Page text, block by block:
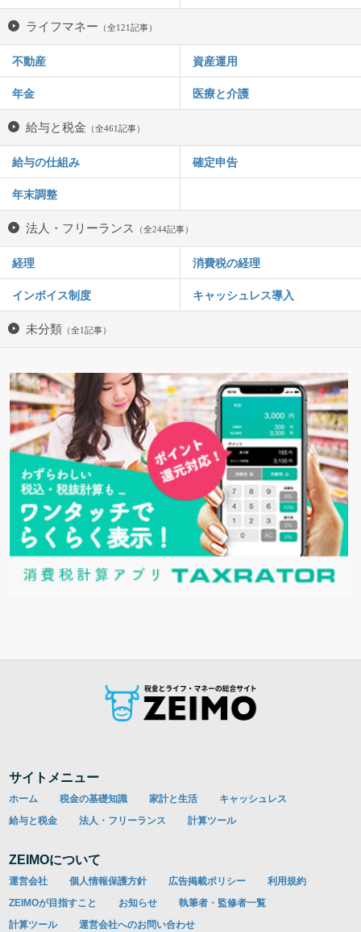
ライフマネー （全121記事）
不動産 資産運用
年金 医療と介護
給与と税金 （全461記事）
給与の仕組み 確定申告
年末調整
法人・フリーランス （全244記事）
経理 消費税の経理
インボイス制度 キャッシュレス導入
未分類 （全1記事）
サイトメニュー
ホーム 税金の基礎知識 家計と生活
キャッシュレス
給与と税金
法人・フリーランス 計算ツール
ZEIMOについて
運営会社 個人情報保護方針 広告掲載ポリシー
利用規約
ZEIMOが目指すこと
お知らせ
執筆者・監修者一覧
計算ツール
運営会社へのお問い合わせ